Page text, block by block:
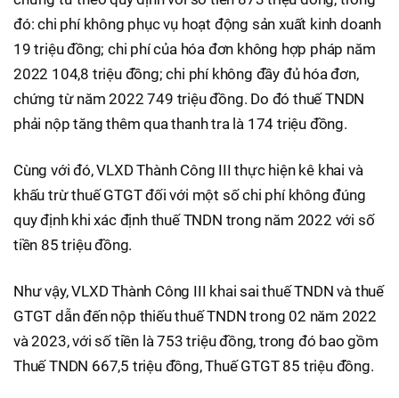
đó: chi phí không phục vụ hoạt động sản xuất kinh doanh
19 triệu đồng; chi phí của hóa đơn không hợp pháp năm
2022 104,8 triệu đồng; chi phí không đầy đủ hóa đơn,
chứng từ năm 2022 749 triệu đồng. Do đó thuế TNDN
phải nộp tăng thêm qua thanh tra là 174 triệu đồng.
Cùng với đó, VLXD Thành Công III thực hiện kê khai và
khấu trừ thuế GTGT đối với một số chi phí không đúng
quy định khi xác định thuế TNDN trong năm 2022 với số
tiền 85 triệu đồng.
Như vậy, VLXD Thành Công III khai sai thuế TNDN và thuế
GTGT dẫn đến nộp thiếu thuế TNDN trong 02 năm 2022
và 2023, với số tiền là 753 triệu đồng, trong đó bao gồm
Thuế TNDN 667,5 triệu đồng, Thuế GTGT 85 triệu đồng.